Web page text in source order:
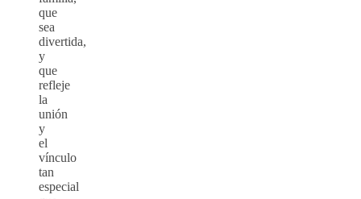
que
sea
divertida,
y
que
refleje
la
unión
y
el
vínculo
tan
especial